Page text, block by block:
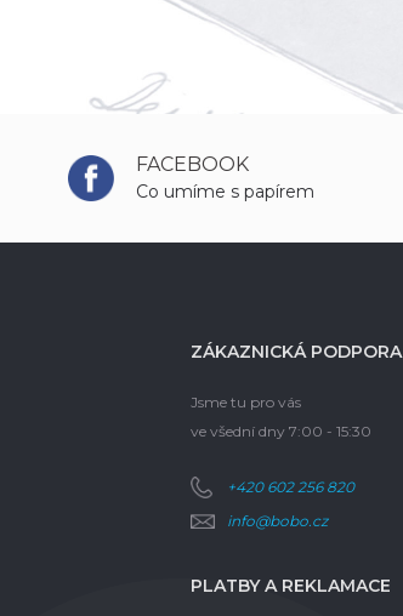
FACEBOOK
Co umíme s papírem
ZÁKAZNICKÁ PODPORA
Jsme tu pro vás
ve všední dny 7:00 - 15:30
+420 602 256 820
info@bobo.cz
PLATBY A REKLAMACE